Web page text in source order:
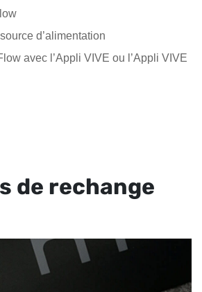
d’alimentation
avec l’Appli VIVE ou l’Appli VIVE
de rechange